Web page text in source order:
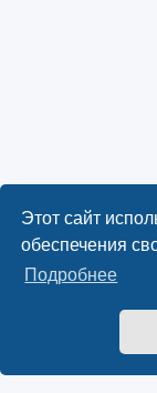
Этот сайт
обеспечения
Подробнее